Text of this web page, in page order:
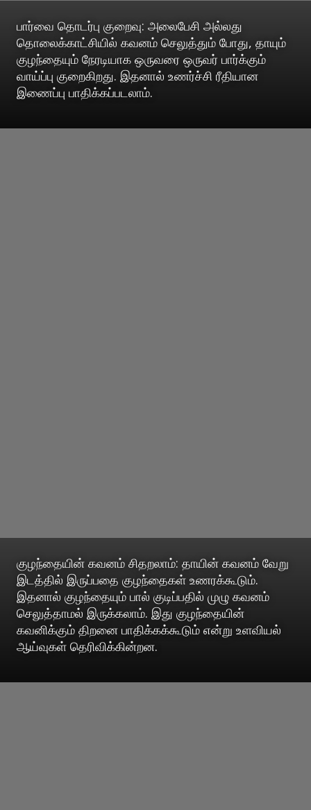
பார்வை தொடர்பு குறைவு: அலைபேசி அல்லது
தொலைக்காட்சியில் கவனம் செலுத்தும் போது, தாயும்
குழந்தையும் நேரடியாக ஒருவரை ஒருவர் பார்க்கும்
வாய்ப்பு குறைகிறது. இதனால் உணர்ச்சி ரீதியான
இணைப்பு பாதிக்கப்படலாம்.
குழந்தையின் கவனம் சிதறலாம்: தாயின் கவனம் வேறு
இடத்தில் இருப்பதை குழந்தைகள் உணரக்கூடும்.
இதனால் குழந்தையும் பால் குடிப்பதில் முழு கவனம்
செலுத்தாமல் இருக்கலாம். இது குழந்தையின்
கவனிக்கும் திறனை பாதிக்கக்கூடும் என்று உளவியல்
ஆய்வுகள் தெரிவிக்கின்றன.